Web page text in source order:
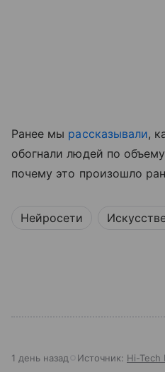
Ранее мы рассказывали,
обогнали людей по
почему это произошло
Нейросети
1 день назад Источник: Hi-Tech